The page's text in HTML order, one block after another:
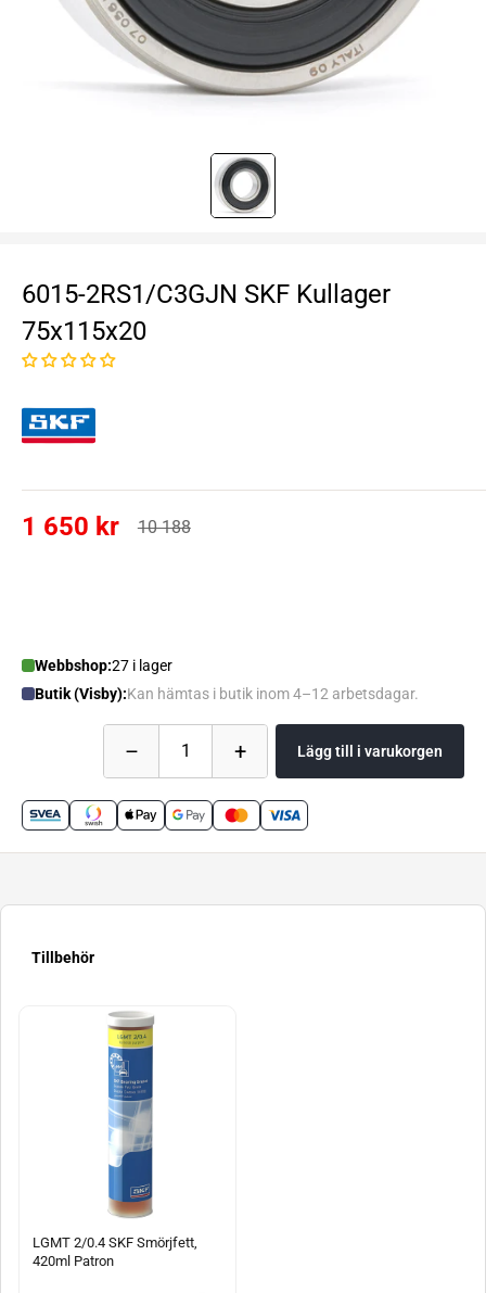
6015-2RS1/C3GJN SKF Kullager
75x115x20
1 650 kr 10 188
Webbshop:27 i lager
Butik (Visby):Kan hämtas i butik inom 4–12 arbetsdagar.
– 1 + Lägg till i varukorgen
Tillbehör
LGMT 2/0.4 SKF Smörjfett,
420ml Patron